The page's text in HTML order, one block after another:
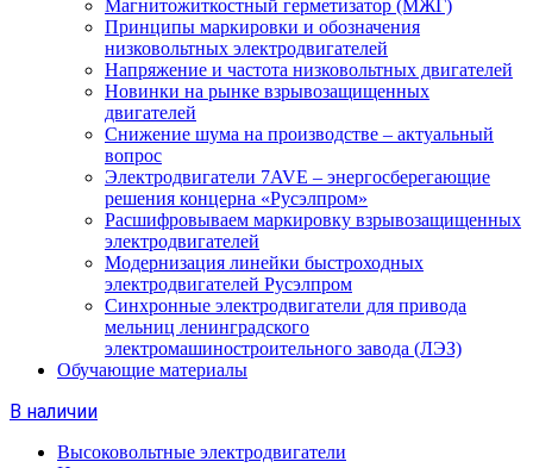
Магнитожиткостный герметизатор (МЖГ)
Принципы маркировки и обозначения
низковольтных электродвигателей
Напряжение и частота низковольтных двигателей
Новинки на рынке взрывозащищенных
двигателей
Снижение шума на производстве – актуальный
вопрос
Электродвигатели 7AVE – энергосберегающие
решения концерна «Русэлпром»
Расшифровываем маркировку взрывозащищенных
электродвигателей
Модернизация линейки быстроходных
электродвигателей Русэлпром
Синхронные электродвигатели для привода
мельниц ленинградского
электромашиностроительного завода (ЛЭЗ)
Обучающие материалы
В наличии
Высоковольтные электродвигатели